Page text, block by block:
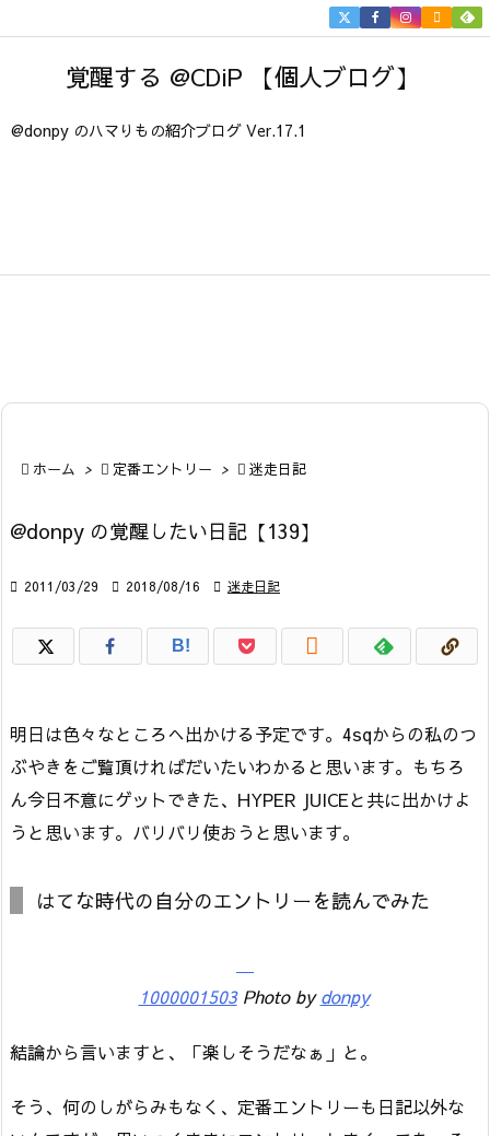
覚醒する @CDiP 【個人ブログ】
@donpy のハマりもの紹介ブログ Ver.17.1


 ホーム >  定番エントリー >  迷走日記
@donpy の覚醒したい日記【139】
 2011/03/29  2018/08/16  迷走日記
B! 
明日は色々なところへ出かける予定です。4sqからの私のつ
ぶやきをご覧頂ければだいたいわかると思います。もちろ
ん今日不意にゲットできた、HYPER JUICEと共に出かけよ
うと思います。バリバリ使おうと思います。
はてな時代の自分のエントリーを読んでみた
1000001503Photo bydonpy
結論から言いますと、「楽しそうだなぁ」と。
そう、何のしがらみもなく、定番エントリーも日記以外な